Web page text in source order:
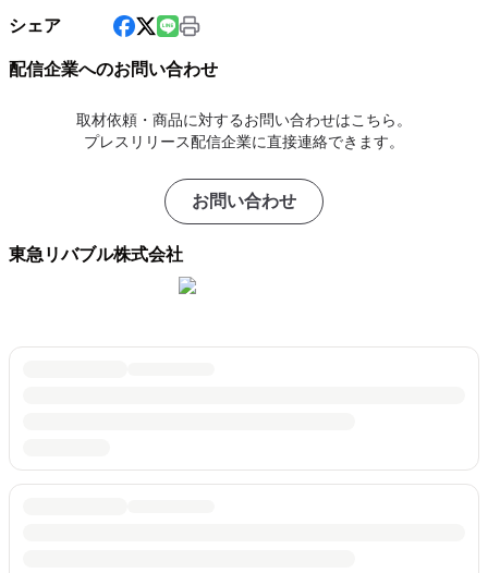
シェア
配信企業へのお問い合わせ
取材依頼・商品に対するお問い合わせはこちら。
プレスリリース配信企業に直接連絡できます。
お問い合わせ
東急リバブル株式会社